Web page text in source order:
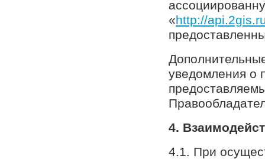
«http://
уведомления о
4.
4.1. При